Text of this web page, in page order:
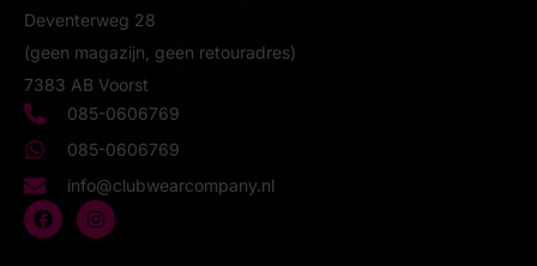
Deventerweg 28
(geen magazijn, geen retouradres)
7383 AB Voorst
085-0606769
085-0606769
info@clubwearcompany.nl